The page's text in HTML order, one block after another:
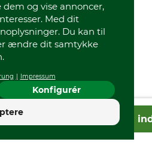
Tilføj til
og vise annoncer,
Med dit
Du kan til
ændre dit samtykke
Impressum
Konfigurér